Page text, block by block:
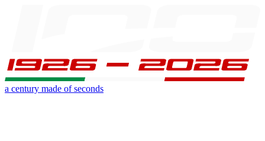
a century made of seconds